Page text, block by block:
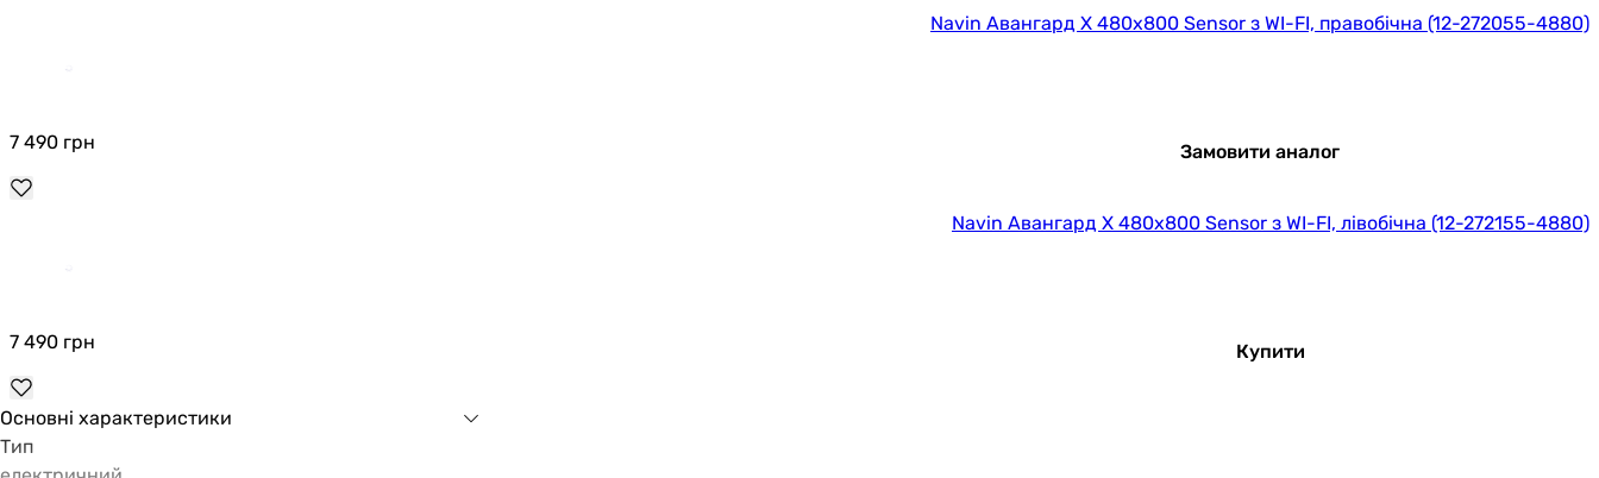
Navin Авангард X 480x800 Sensor з WI-FI, правобічна (12-272055-4880)
7 490 грн Замовити аналог
Navin Авангард X 480x800 Sensor з WI-FI, лівобічна (12-272155-4880)
7 490 грн Купити
Основні характеристики
Тип